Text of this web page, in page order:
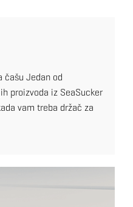
čašu Jedan od
proizvoda iz SeaSucker
vam treba držač za